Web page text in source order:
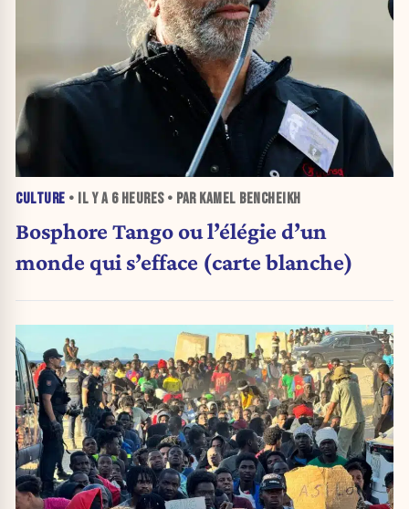
CULTURE • IL Y A 6 HEURES• PAR KAMEL BENCHEIKH
Bosphore Tango ou l’élégie d’un
monde qui s’efface (carte blanche)